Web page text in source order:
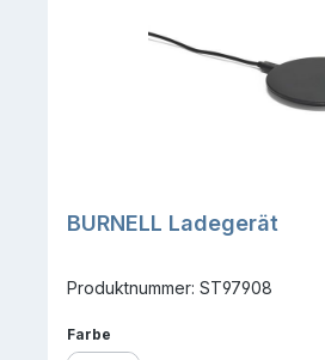
BURNELL Ladegerät
Produktnummer: ST97908
Farbe